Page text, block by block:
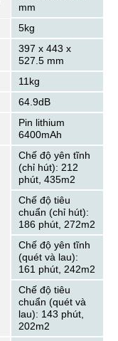
mm
5kg
397 x 443 x
527.5 mm
11kg
64.9dB
Pin lithium
6400mAh
Chế độ yên tĩnh
(chỉ hút): 212
phút, 435m2
Chế độ tiêu
chuẩn (chỉ hút):
186 phút, 272m2
Chế độ yên tĩnh
(quét và lau):
161 phút, 242m2
Chế độ tiêu
chuẩn (quét và
lau): 143 phút,
202m2